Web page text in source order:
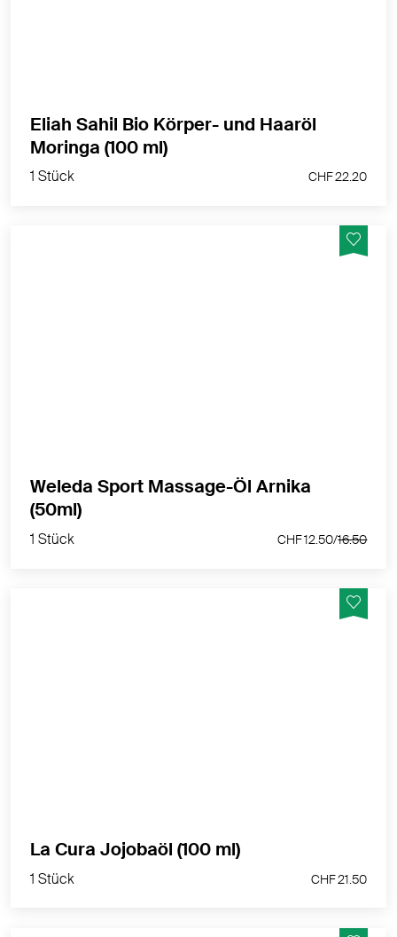
1 Stück
Eliah Sahil Bio Körper- und Haaröl
Moringa (100 ml)
1 Stück CHF 22.20
1 Stück
Weleda Sport Massage-Öl Arnika
(50ml)
1 Stück CHF 12.50/16.50
1 Stück
La Cura Jojobaöl (100 ml)
1 Stück CHF 21.50